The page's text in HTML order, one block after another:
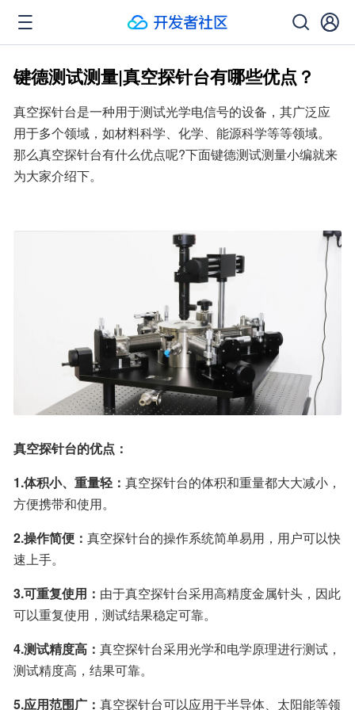
键德测试测量|真空探针台有哪些优点？
真空探针台是一种用于测试光学电信号的设备，其广泛应
用于多个领域，如材料科学、化学、能源科学等等领域。
那么真空探针台有什么优点呢?下面键德测试测量小编就来
为大家介绍下。
真空探针台的优点：
1.体积小、重量轻： 真空探针台的体积和重量都大大减小，
方便携带和使用。
2.操作简便： 真空探针台的操作系统简单易用，用户可以快
速上手。
3.可重复使用： 由于真空探针台采用高精度金属针头，因此
可以重复使用，测试结果稳定可靠。
4.测试精度高： 真空探针台采用光学和电学原理进行测试，
测试精度高，结果可靠。
5.应用范围广： 真空探针台可以应用于半导体、太阳能等领